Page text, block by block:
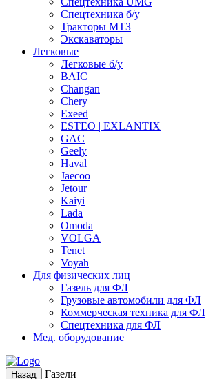
Спецтехника б/у
Тракторы МТЗ
Экскаваторы
Легковые
Легковые б/у
BAIC
Changan
Chery
Exeed
ESTEO | EXLANTIX
GAC
Geely
Haval
Jaecoo
Jetour
Kaiyi
Lada
Omoda
VOLGA
Tenet
Voyah
Для физических лиц
Газель для ФЛ
Грузовые автомобили для ФЛ
Коммерческая техника для ФЛ
Спецтехника для ФЛ
Мед. оборудование
Назад Газели